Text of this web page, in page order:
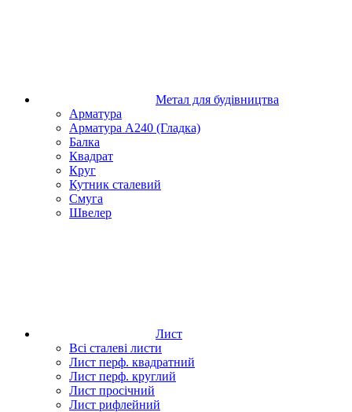
Метал для будівництва
Арматура
Арматура А240 (Гладка)
Балка
Квадрат
Круг
Кутник сталевий
Смуга
Швелер
Лист
Всі сталеві листи
Лист перф. квадратний
Лист перф. круглий
Лист просічний
Лист рифлейний